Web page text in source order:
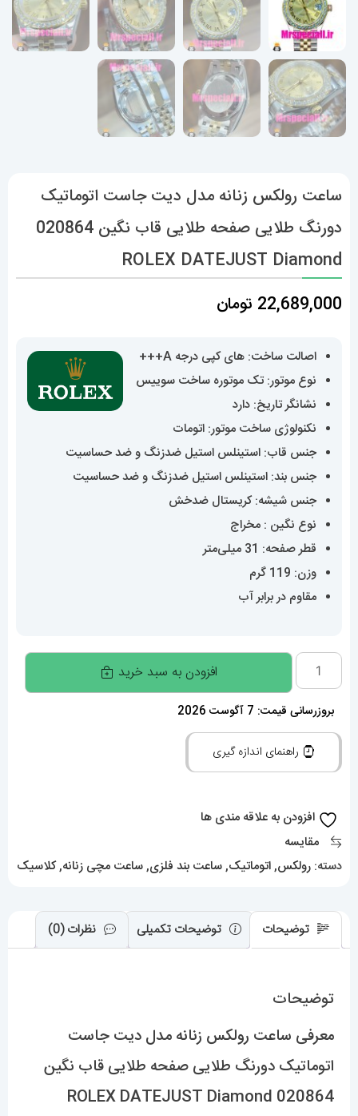
ساعت رولکس زنانه مدل دیت جاست اتوماتیک
دورنگ طلایی صفحه طلایی قاب نگین 020864
ROLEX DATEJUST Diamond
22,689,000 تومان
اصالت ساخت: های کپی درجه A+++
نوع موتور: تک موتوره ساخت سوییس
نشانگر تاریخ: دارد
نکنولوژی ساخت موتور: اتومات
جنس قاب: استینلس استیل ضدزنگ و ضد حساسیت
جنس بند: استینلس استیل ضدزنگ و ضد حساسیت
جنس شیشه: کریستال ضدخش
نوع نگین : مخراج
قطر صفحه: 31 میلی‌متر
وزن: 119 گرم
مقاوم در برابر آب
ساعت
رولکس
زنانه
مدل
اتوماتیک
دورنگ
قاب
نگین
ROLEX
Diamond
عدد
افزودن به سبد خرید
بروزرسانی قیمت: 7 آگوست 2026
راهنمای اندازه گیری
افزودن به علاقه مندی ها
مقایسه
دسته: رولکس,اتوماتیک,ساعت بند فلزی,ساعت مچی زنانه,کلاسیک
توضیحات توضیحات تکمیلی نظرات (0)
توضیحات
معرفی ساعت رولکس زنانه مدل دیت جاست
اتوماتیک دورنگ طلایی صفحه طلایی قاب نگین
020864 ROLEX DATEJUST Diamond